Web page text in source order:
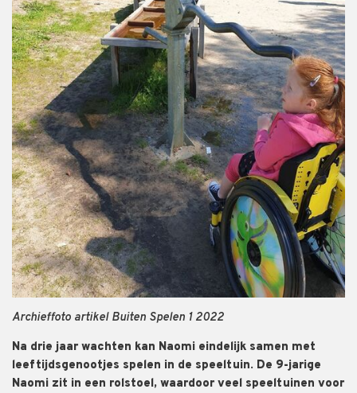
Archieffoto artikel Buiten Spelen 1 2022
Na drie jaar wachten kan Naomi eindelijk samen met
leeftijdsgenootjes spelen in de speeltuin. De 9-jarige
Naomi zit in een rolstoel, waardoor veel speeltuinen voor